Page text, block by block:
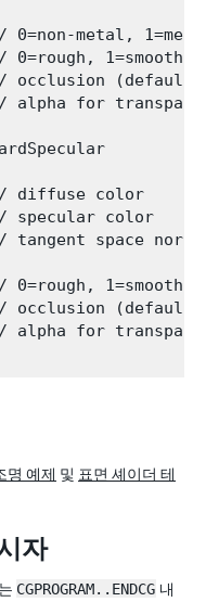
0=non-metal,
0=rough, 1=smooth
occlusion (default
alpha for
diffuse color
specular color
tangent space
0=rough, 1=smooth
occlusion (default
alpha for
명 예제 및 표면 셰이더 테
자
CGPROGRAM..ENDCG 내